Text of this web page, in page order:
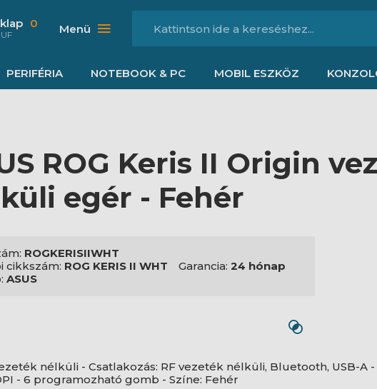
0 Menü
PERIFÉRIA NOTEBOOK & PC MOBIL ESZKÖZ
ROG Keris II Origin
egér - Fehér
ROGKERISIIWHT
cikkszám: ROG KERIS II WHT Garancia: 24 hónap
ASUS
nélküli - Csatlakozás: RF vezeték nélküli, Bluetooth, USB-A -
- 6 programozható gomb - Színe: Fehér